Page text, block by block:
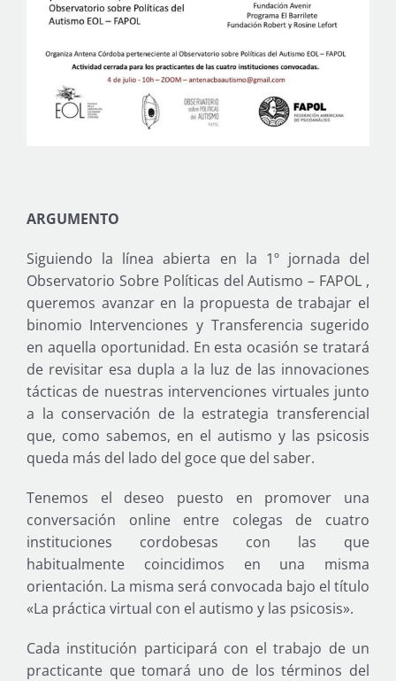
ARGUMENTO
Siguiendo la línea abierta en la 1º jornada del
Observatorio Sobre Políticas del Autismo – FAPOL ,
queremos avanzar en la propuesta de trabajar el
binomio Intervenciones y Transferencia sugerido
en aquella oportunidad. En esta ocasión se tratará
de revisitar esa dupla a la luz de las innovaciones
tácticas de nuestras intervenciones virtuales junto
a la conservación de la estrategia transferencial
que, como sabemos, en el autismo y las psicosis
queda más del lado del goce que del saber.
Tenemos el deseo puesto en promover una
conversación online entre colegas de cuatro
instituciones cordobesas con las que
habitualmente coincidimos en una misma
orientación. La misma será convocada bajo el título
«La práctica virtual con el autismo y las psicosis».
Cada institución participará con el trabajo de un
practicante que tomará uno de los términos del